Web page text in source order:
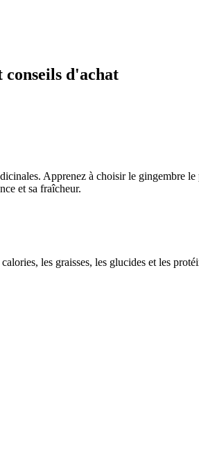
d'achat
Apprenez à choisir le gingembre
et sa fraîcheur.
les graisses, les glucides et les